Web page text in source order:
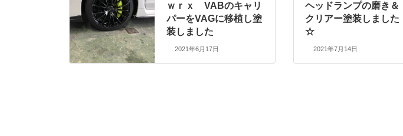
ｗｒｘ VABのキャリ
パーをVAGに移植し塗
装しました
2021年6月17日
ヘッドランプの磨き＆
クリアー塗装しました
☆
2021年7月14日